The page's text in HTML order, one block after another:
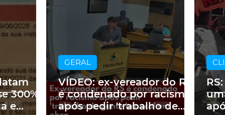
300%
e
VÍDEO: ex-vereador do RS
é condenado por racismo
após pedir 'trabalho de
GERAL